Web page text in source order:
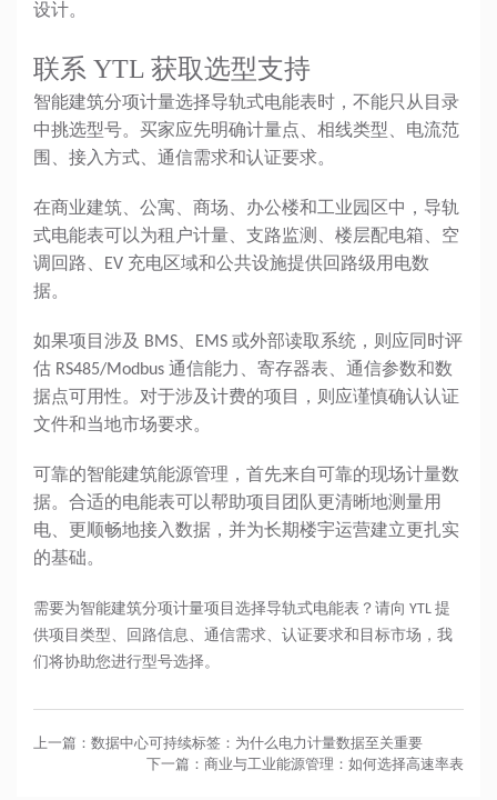
设计。
联系 YTL 获取选型支持
智能建筑分项计量选择导轨式电能表时，不能只从目录
中挑选型号。买家应先明确计量点、相线类型、电流范
围、接入方式、通信需求和认证要求。
在商业建筑、公寓、商场、办公楼和工业园区中，导轨
式电能表可以为租户计量、支路监测、楼层配电箱、空
调回路、EV 充电区域和公共设施提供回路级用电数
据。
如果项目涉及 BMS、EMS 或外部读取系统，则应同时评
估 RS485/Modbus 通信能力、寄存器表、通信参数和数
据点可用性。对于涉及计费的项目，则应谨慎确认认证
文件和当地市场要求。
可靠的智能建筑能源管理，首先来自可靠的现场计量数
据。合适的电能表可以帮助项目团队更清晰地测量用
电、更顺畅地接入数据，并为长期楼宇运营建立更扎实
的基础。
需要为智能建筑分项计量项目选择导轨式电能表？请向 YTL 提
供项目类型、回路信息、通信需求、认证要求和目标市场，我
们将协助您进行型号选择。
上一篇：数据中心可持续标签：为什么电力计量数据至关重要
下一篇：商业与工业能源管理：如何选择高速率表